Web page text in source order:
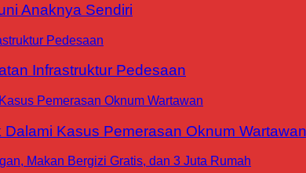
Anaknya Sendiri
Infrastruktur Pedesaan
Kasus Pemerasan Oknum Wartawan